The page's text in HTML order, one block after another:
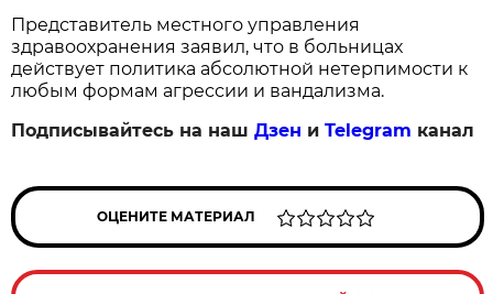
Представитель местного управления
здравоохранения заявил, что в больницах
действует политика абсолютной нетерпимости к
любым формам агрессии и вандализма.
Подписывайтесь на нашДзен иTelegram канал
ОЦЕНИТЕ МАТЕРИАЛ